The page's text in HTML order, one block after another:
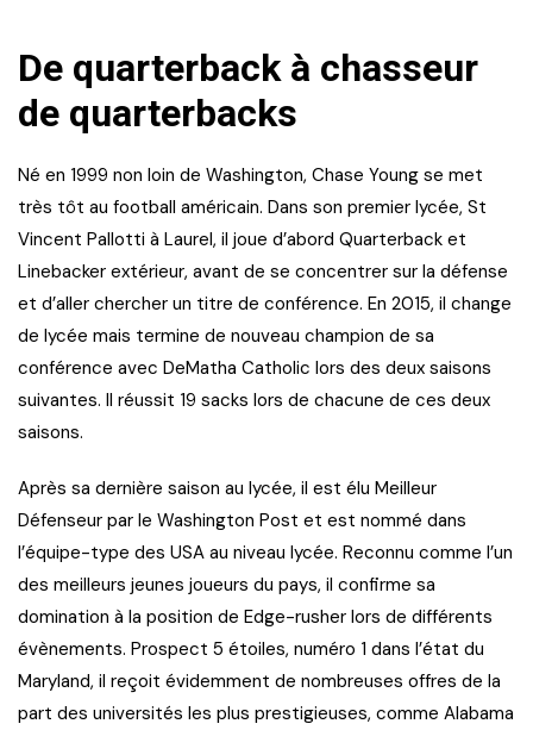
De quarterback à chasseur
de quarterbacks
Né en 1999 non loin de Washington, Chase Young se met
très tôt au football américain. Dans son premier lycée, St
Vincent Pallotti à Laurel, il joue d’abord Quarterback et
Linebacker extérieur, avant de se concentrer sur la défense
et d’aller chercher un titre de conférence. En 2015, il change
de lycée mais termine de nouveau champion de sa
conférence avec DeMatha Catholic lors des deux saisons
suivantes. Il réussit 19 sacks lors de chacune de ces deux
saisons.
Après sa dernière saison au lycée, il est élu Meilleur
Défenseur par le Washington Post et est nommé dans
l’équipe-type des USA au niveau lycée. Reconnu comme l’un
des meilleurs jeunes joueurs du pays, il confirme sa
domination à la position de Edge-rusher lors de différents
évènements. Prospect 5 étoiles, numéro 1 dans l’état du
Maryland, il reçoit évidemment de nombreuses offres de la
part des universités les plus prestigieuses, comme Alabama